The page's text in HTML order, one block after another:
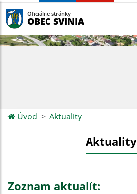
Oficiálne stránky
OBEC SVINIA
Úvod Aktuality
Aktuality
Zoznam aktualít: